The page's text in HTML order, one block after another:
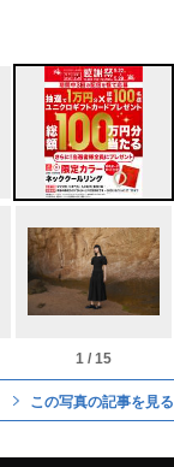
1 / 15
この写真の記事を見る